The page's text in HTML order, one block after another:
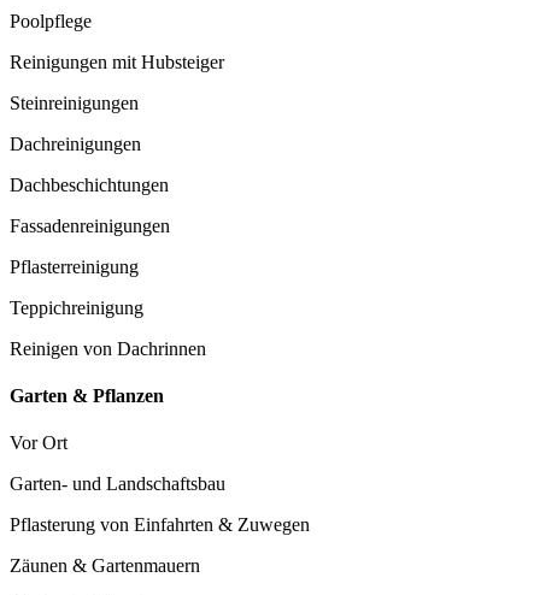
Poolpflege
Reinigungen mit Hubsteiger
Steinreinigungen
Dachreinigungen
Dachbeschichtungen
Fassadenreinigungen
Pflasterreinigung
Teppichreinigung
Reinigen von Dachrinnen
Garten & Pflanzen
Vor Ort
Garten- und Landschaftsbau
Pflasterung von Einfahrten & Zuwegen
Zäunen & Gartenmauern